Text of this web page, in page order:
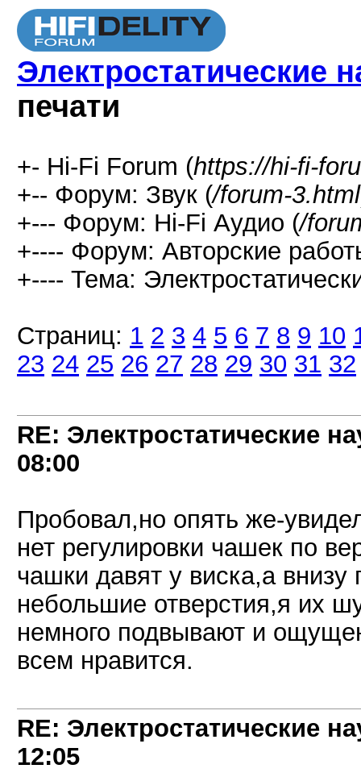
Электростатические
печати
+- Hi-Fi Forum (https://hi-fi-
+-- Форум: Звук (/forum-3.html
+--- Форум: Hi-Fi Аудио (/
+---- Форум: Авторские
+---- Тема:
Страниц: 1 2 3 4 5 6 7 8 9 10
23 24 25 26 27 28 29 30 31 32
RE: Электростатические
08:00
Пробовал,но опять же-
нет регулировки чашек по
чашки давят у виска,а внизу
небольшие отверстия,я их
немного подвывают и
всем нравится.
RE: Электростатические
12:05